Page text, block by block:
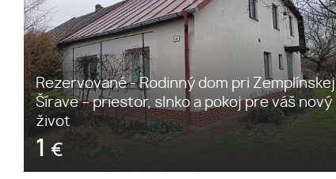
Rezervované - Rodinný dom pri Zemplínskej
Šírave – priestor, slnko a pokoj pre váš nový
život
1 €